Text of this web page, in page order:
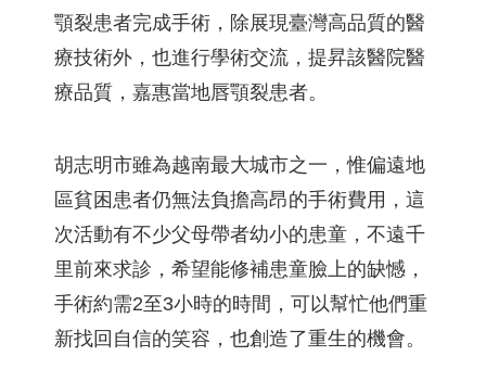
顎裂患者完成手術，除展現臺灣高品質的醫
療技術外，也進行學術交流，提昇該醫院醫
療品質，嘉惠當地唇顎裂患者。
胡志明市雖為越南最大城市之一，惟偏遠地
區貧困患者仍無法負擔高昂的手術費用，這
次活動有不少父母帶者幼小的患童，不遠千
里前來求診，希望能修補患童臉上的缺憾，
手術約需2至3小時的時間，可以幫忙他們重
新找回自信的笑容，也創造了重生的機會。